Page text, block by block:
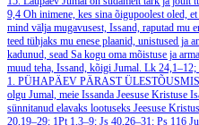
9,4 Oh inimene, kes sina õigupoolest oled, et
mind välja mugavusest, Issand, raputad mu
teed tühjaks mu enese plaanid, unistused ja
kadunud, sead Sa kogu oma mõistuse ja
muud teha, Issand, kõigi Jumal. Lk 24,1–12;
1. PÜHAPÄEV PÄRAST
olgu Jumal, meie Issanda Jeesuse Kristuse
sünnitanud elavaks lootuseks Jeesuse
20,19–29; 1Pt 1,3–9; Js 40,26–31; Ps 116